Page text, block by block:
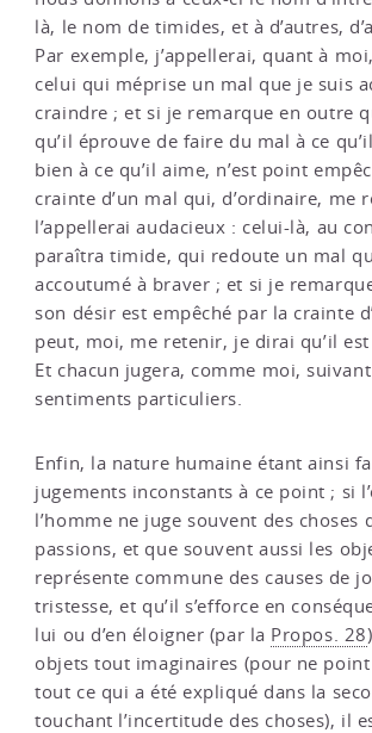
là, le nom de timides, et à d’autres,
Par exemple, j’appellerai, quant à
celui qui méprise un mal que je suis
craindre ; et si je remarque en outre
qu’il éprouve de faire du mal à ce
bien à ce qu’il aime, n’est point
crainte d’un mal qui, d’ordinaire, me
l’appellerai audacieux : celui-là, au
paraîtra timide, qui redoute un mal
accoutumé à braver ; et si je
son désir est empêché par la crainte
peut, moi, me retenir, je dirai qu’il
Et chacun jugera, comme moi,
sentiments particuliers.
Enfin, la nature humaine étant ainsi
jugements inconstants à ce point ; si
l’homme ne juge souvent des choses
passions, et que souvent aussi les
représente commune des causes de
tristesse, et qu’il s’efforce en
lui ou d’en éloigner (par la Propos. 28
objets tout imaginaires (pour ne
tout ce qui a été expliqué dans la
touchant l’incertitude des choses), il